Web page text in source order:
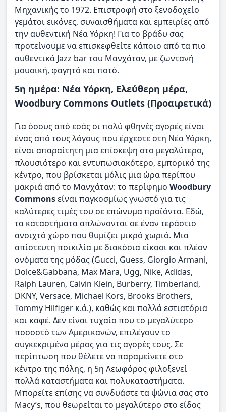
Μηχανικής το 1972. Επιστροφή στο ξενοδοχείο
γεμάτοι εικόνες, συναισθήματα και εμπειρίες από
την αυθεντική Νέα Υόρκη! Για το βράδυ σας
προτείνουμε να επισκεφθείτε κάποιο από τα πιο
αυθεντικά Jazz bar του Μανχάταν, με ζωντανή
μουσική, φαγητό και ποτό.
5η ημέρα: Νέα Υόρκη, Ελεύθερη μέρα,
Woodbury Commons Outlets (Προαιρετικά)
Για όσους από εσάς οι πολύ φθηνές αγορές είναι
ένας από τους λόγους που έρχεστε στη Νέα Υόρκη,
είναι απαραίτητη μια επίσκεψη στο μεγαλύτερο,
πλουσιότερο και εντυπωσιακότερο, εμπορικό της
κέντρο, που βρίσκεται μόλις μια ώρα περίπου
μακριά από το Μανχάταν: το περίφημο Woodbury
Commonsείναι παγκοσμίως γνωστό για τις
καλύτερες τιμές του σε επώνυμα προϊόντα. Εδώ,
τα καταστήματα απλώνονται σε έναν τεράστιο
ανοιχτό χώρο που θυμίζει μικρό χωριό. Μια
απίστευτη ποικιλία με διακόσια είκοσι και πλέον
ονόματα της μόδας (Gucci, Guess, Giorgio Armani,
Dolce&Gabbana, Max Mara, Ugg, Nike, Adidas,
Ralph Lauren, Calvin Klein, Burberry, Timberland,
DKNY, Versace, Michael Kors, Brooks Brothers,
Tommy Hilfiger κ.ά.), καθώς και πολλά εστιατόρια
και καφέ. Δεν είναι τυχαίο που το μεγαλύτερο
ποσοστό των Αμερικανών, επιλέγουν το
συγκεκριμένο μέρος για τις αγορές τους. Σε
περίπτωση που θέλετε να παραμείνετε στο
κέντρο της πόλης, η 5η Λεωφόρος φιλοξενεί
πολλά καταστήματα και πολυκαταστήματα.
Μπορείτε επίσης να συνδυάστε τα ψώνια σας στο
Macy’s, που θεωρείται το μεγαλύτερο στο είδος